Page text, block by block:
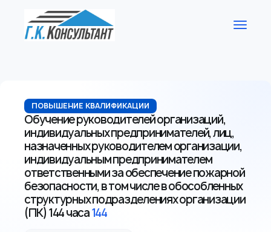
ПОВЫШЕНИЕ КВАЛИФИКАЦИИ
Обучение руководителей организаций,
индивидуальных предпринимателей, лиц,
назначенных руководителем организации,
индивидуальным предпринимателем
ответственными за обеспечение пожарной
безопасности, в том числе в обособленных
структурных подразделениях организации
(ПК) 144 часа144